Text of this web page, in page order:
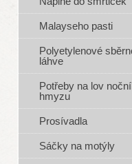
Malayseho pasti
Polyetylenové
láhve
Potřeby na lov
hmyzu
Prosívadla
Sáčky na motýly